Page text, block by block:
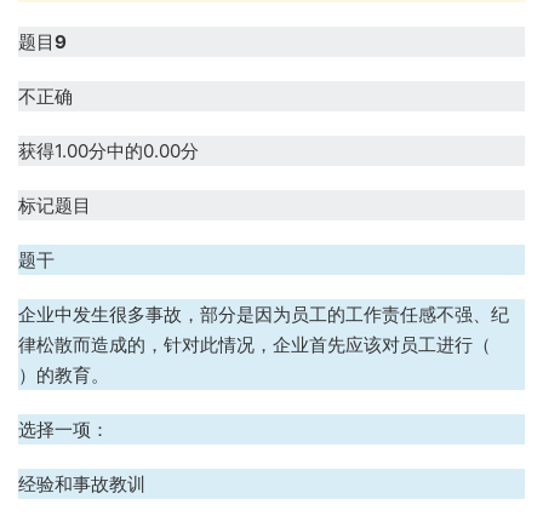
题目9
不正确
获得1.00分中的0.00分
标记题目
题干
企业中发生很多事故，部分是因为员工的工作责任感不强、纪
律松散而造成的，针对此情况，企业首先应该对员工进行（
）的教育。
选择一项：
经验和事故教训